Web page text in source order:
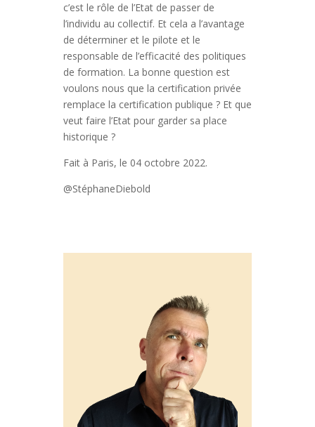
c’est le rôle de l’Etat de passer de
l’individu au collectif. Et cela a l’avantage
de déterminer et le pilote et le
responsable de l’efficacité des politiques
de formation. La bonne question est
voulons nous que la certification privée
remplace la certification publique ? Et que
veut faire l’Etat pour garder sa place
historique ?
Fait à Paris, le 04 octobre 2022.
@StéphaneDiebold